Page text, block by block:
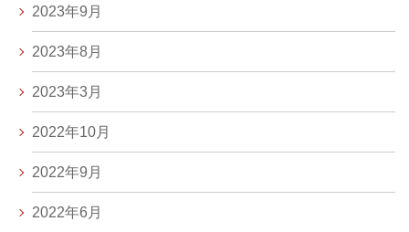
2023年9月
2023年8月
2023年3月
2022年10月
2022年9月
2022年6月